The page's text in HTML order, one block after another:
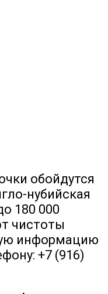
обойдутся
нубийская
180 000
чистоты
информацию
+7 (916)